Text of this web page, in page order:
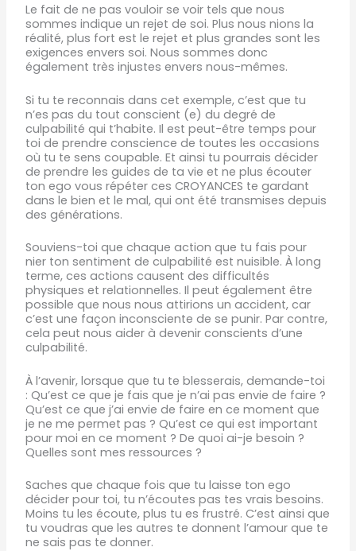
Le fait de ne pas vouloir se voir tels que nous
sommes indique un rejet de soi. Plus nous nions la
réalité, plus fort est le rejet et plus grandes sont les
exigences envers soi. Nous sommes donc
également très injustes envers nous-mêmes.
Si tu te reconnais dans cet exemple, c’est que tu
n’es pas du tout conscient (e) du degré de
culpabilité qui t’habite. Il est peut-être temps pour
toi de prendre conscience de toutes les occasions
où tu te sens coupable. Et ainsi tu pourrais décider
de prendre les guides de ta vie et ne plus écouter
ton ego vous répéter ces CROYANCES te gardant
dans le bien et le mal, qui ont été transmises depuis
des générations.
Souviens-toi que chaque action que tu fais pour
nier tonsentiment de culpabilité est nuisible. À long
terme, ces actions causent des difficultés
physiques et relationnelles. Il peut également être
possible que nous nous attirions un accident, car
c’est une façon inconsciente de se punir. Par contre,
cela peut nous aider à devenir conscients d’une
culpabilité.
À l’avenir, lorsque que tu te blesserais, demande-toi
:Qu’est ce que je fais que je n’ai pas envie de faire ?
Qu’est ce que j’ai envie de faire en ce moment que
je ne me permet pas ? Qu’est ce qui est important
pour moi en cemoment ? De quoi ai-je besoin ?
Quelles sont mes ressources ?
Saches que chaque fois que tu laisse ton ego
décider pour toi, tu n’écoutes pas tes vrais besoins.
Moins tu les écoute, plus tu es frustré. C’est ainsi que
tu voudras que les autres te donnent l’amour que te
ne sais pas te donner.